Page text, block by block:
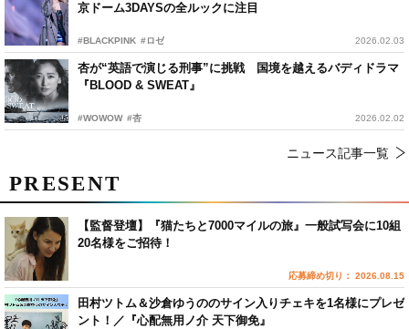
京ドーム3DAYSの全ルックに注目
#BLACKPINK #ロゼ 2026.02.03
杏が“英語で演じる刑事”に挑戦 国境を越えるバディドラマ
『BLOOD & SWEAT』
#WOWOW #杏 2026.02.02
ニュース記事一覧
PRESENT
【監督登壇】『猫たちと7000マイルの旅』一般試写会に10組
20名様をご招待！
応募締め切り： 2026.08.15
田村ツトム＆沙倉ゆうののサイン入りチェキを1名様にプレゼ
ント！／『心配無用ノ介 天下御免』